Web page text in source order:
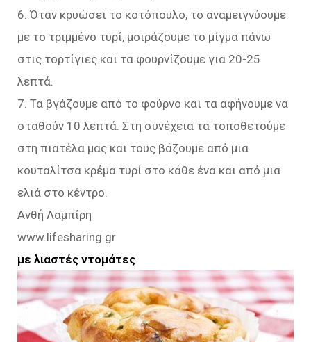
6. Όταν κρυώσει το κοτόπουλο, το αναμειγνύουμε
με το τριμμένο τυρί, μοιράζουμε το μίγμα πάνω
στις τορτίγιες και τα φουρνίζουμε για 20-25
λεπτά.
7. Τα βγάζουμε από το φούρνο και τα αφήνουμε να
σταθούν 10 λεπτά. Στη συνέχεια τα τοποθετούμε
στη πιατέλα μας και τους βάζουμε από μια
κουταλίτσα κρέμα τυρί στο κάθε ένα και από μια
ελιά στο κέντρο.
Ανθή Λαμπίρη
www.lifesharing.gr
με λιαστές ντομάτες